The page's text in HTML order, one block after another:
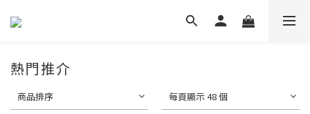
熱門推介
商品排序 每頁顯示 48 個